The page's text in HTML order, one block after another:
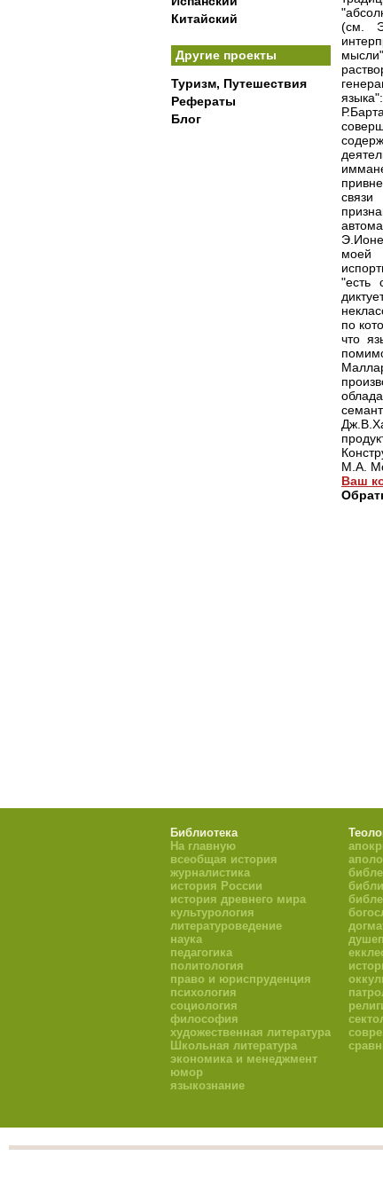
Китайский
Другие проекты
Туризм, Путешествия
Рефераты
Блог
(см.
моей
"есть
по
что
М.А.
Ваш
Библиотека
На главную
всеобщая история
журналистика
история России
история древнего мира
культурология
литературоведение
наука
педагогика
политология
право и юриспруденция
психология
социология
философия
художественная литература
Школьная литература
экономика и менеджмент
юмор
языкознание